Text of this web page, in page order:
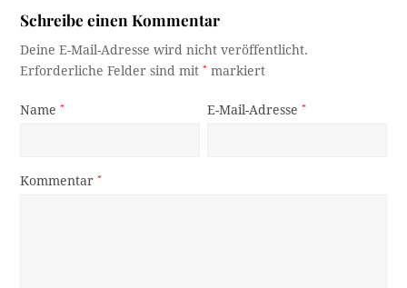
Schreibe einen Kommentar
Deine E-Mail-Adresse wird nicht veröffentlicht.
Erforderliche Felder sind mit* markiert
Name* E-Mail-Adresse*
Kommentar*